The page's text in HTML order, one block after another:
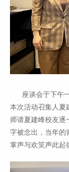
座谈会于下午一
本次活动召集人夏
师请夏建峰校友逐
字被念出，当年的
掌声与欢笑声此起